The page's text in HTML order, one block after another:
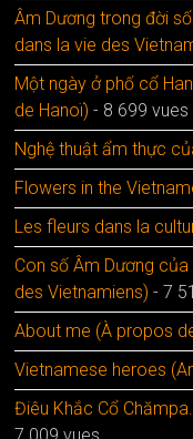
Âm Dương trong đời
dans la vie des
Một ngày ở phố cổ
de Hanoï) - 8 699 vues
Nghệ thuật ẩm thực
Flowers in the
Les fleurs dans la
Con số Âm Dương
des Vietnamiens) - 7
About me (À propos
Vietnamese heroes
Điêu Khắc Cổ